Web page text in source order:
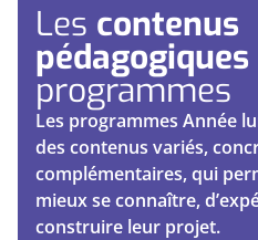
Les contenus
pédagogiques
programmes
Les programmes Année
des contenus variés,
complémentaires, qui
mieux se connaître,
construire leur projet.